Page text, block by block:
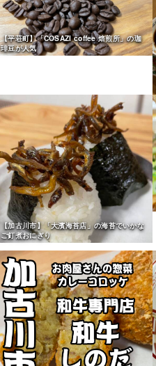
【平荘町】「COSAZI coffee 焙煎所」の珈
琲豆が人気
【加古川市】「大濱海苔店」の海苔でいかな
ご釘煮おにぎり